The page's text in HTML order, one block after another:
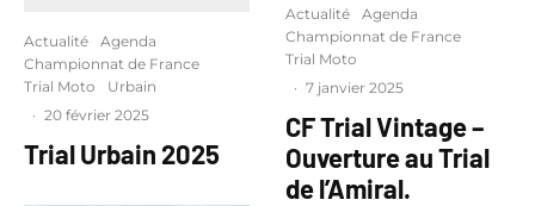
Actualité
Agenda
Championnat de France
Trial Moto
Urbain
· 20 février 2025
Trial Urbain 2025
Actualité
Agenda
Championnat de France
Trial Moto
· 7 janvier 2025
CF Trial Vintage –
Ouverture au Trial
de l’Amiral.